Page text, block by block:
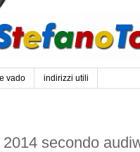
vado indirizzi utili
secondo